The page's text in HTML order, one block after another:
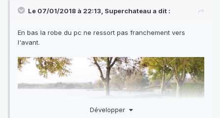
Le 07/01/2018 à 22:13, Superchateau a dit :
En bas la robe du pc ne ressort pas franchement vers
l'avant.
Développer